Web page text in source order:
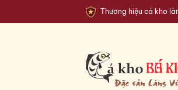
qua
Thương hiệu cá kho